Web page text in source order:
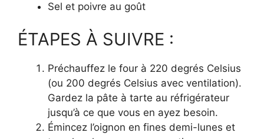
Sel et poivre au goût
ÉTAPES À SUIVRE :
Préchauffez le four à 220 degrés Celsius
(ou 200 degrés Celsius avec ventilation).
Gardez la pâte à tarte au réfrigérateur
jusqu’à ce que vous en ayez besoin.
Émincez l’oignon en fines demi-lunes et